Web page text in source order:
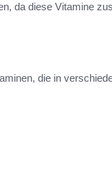
da diese Vitamine
die in